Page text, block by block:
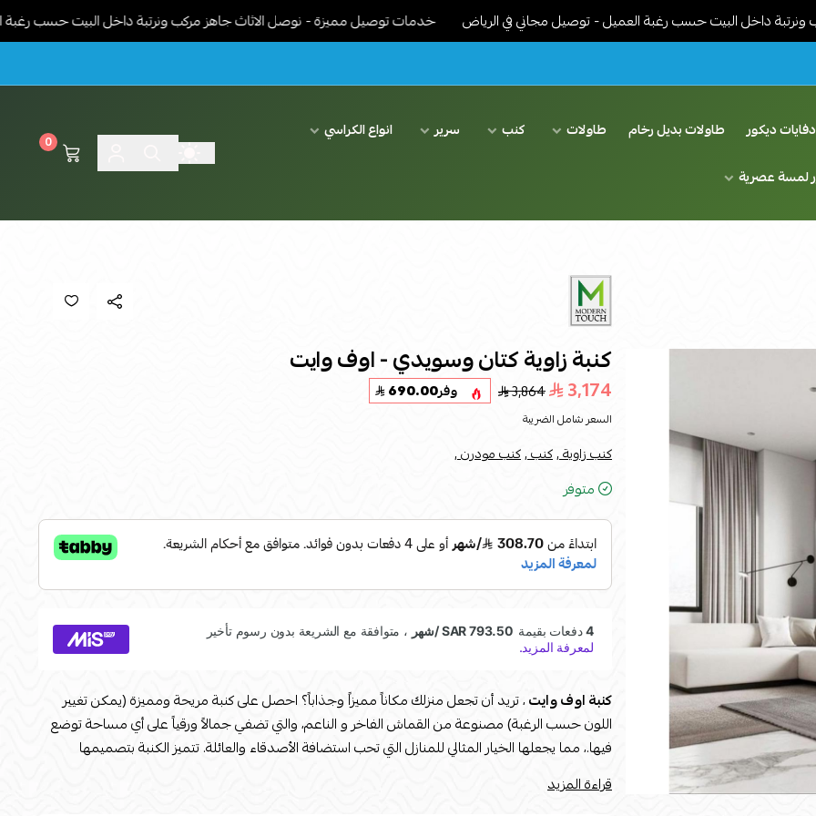
البيت حسب رغبة العميل - توصيل مجاني في الرياض خدمات توصيل مميزة - نوصل الاثاث جاهز مركب ونرتبة داخل البيت حسب رغبة العميل -
دفايات ديكور طاولات بديل رخام طاولات كنب سرير
انواع الكراسي
لمسة عصرية
0
كنبة زاوية كتان وسويدي - اوف وايت
3,174
3,864 وفر690.00
السعر شامل الضريبة
كنب زاوية ,كنب ,كنب مودرن ,
متوفر
كنبة اوف وايت، تريد أن تجعل منزلك مكاناً مميزاً وجذاباً؟ احصل على كنبة مريحة ومميزة (يمكن تغيير
اللون حسب الرغبة) مصنوعة من القماش الفاخر و الناعم، والتي تضفي جمالاً ورقياً على أي مساحة توضع
فيها.، مما يجعلها الخيار المثالي للمنازل التي تحب استضافة الأصدقاء والعائلة. تتميز الكنبة بتصميمها
واحصل على جو من الراحة والأناقة في منزلك..
قراءة المزيد